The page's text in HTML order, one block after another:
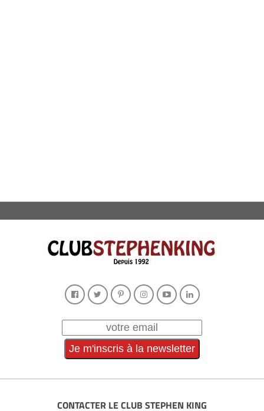
CONTACTER LE CLUB STEPHEN KING